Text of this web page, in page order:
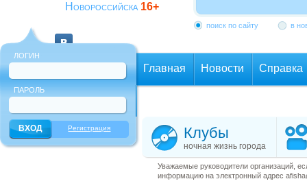
Новороссийска 16+
поиск по сайту в
ЛОГИН
ПАРОЛЬ
Регистрация
Главная Новости Справка
Клубы
ночная жизнь города
Уважаемые руководители организаций,
информацию на электронный адрес